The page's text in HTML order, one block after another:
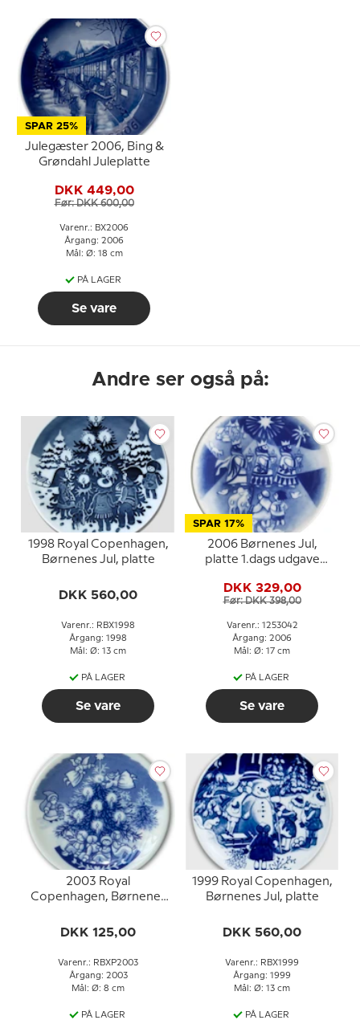
SPAR 25%
Julegæster 2006, Bing &
Grøndahl Juleplatte
DKK 449,00
Før: DKK 600,00
Varenr.: BX2006
Årgang: 2006
Mål: Ø: 18 cm
PÅ LAGER
Se vare
Andre ser også på:
1998 Royal Copenhagen,
Børnenes Jul, platte
DKK 560,00
Varenr.: RBX1998
Årgang: 1998
Mål: Ø: 13 cm
PÅ LAGER
Se vare
SPAR 17%
2006 Børnenes Jul,
platte 1.dags udgave
Copenhagen
DKK 329,00
Før: DKK 398,00
Varenr.: 1253042
Årgang: 2006
Mål: Ø: 17 cm
PÅ LAGER
Se vare
2003 Royal
Copenhagen, Børnenes
platte
DKK 125,00
Varenr.: RBXP2003
Årgang: 2003
Mål: Ø: 8 cm
PÅ LAGER
1999 Royal Copenhagen,
Børnenes Jul, platte
DKK 560,00
Varenr.: RBX1999
Årgang: 1999
Mål: Ø: 13 cm
PÅ LAGER